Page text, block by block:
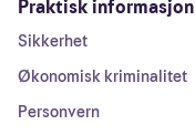
Praktisk informasjon
Sikkerhet
Økonomisk kriminalitet
Personvern